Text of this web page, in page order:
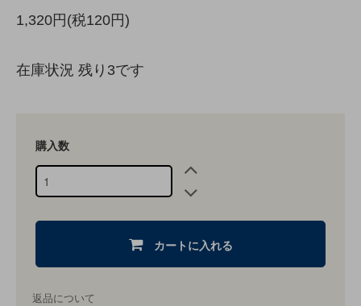
1,320円(税120円)
在庫状況 残り3です
購入数
カートに入れる
返品について